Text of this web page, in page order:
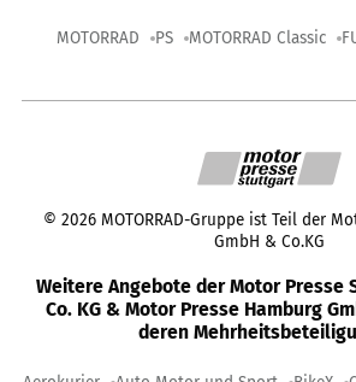
MOTORRAD PS MOTORRAD Classic
© 2026 MOTORRAD-Gruppe ist Teil der
GmbH & Co.KG
Weitere Angebote der Motor Presse
Co. KG & Motor Presse Hamburg
deren